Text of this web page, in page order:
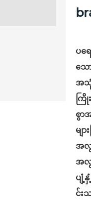
ပရ
သေ
အသုံ
ကြို
စွာ
မျ
အလွ
အလွ
ပျံ့
င်း